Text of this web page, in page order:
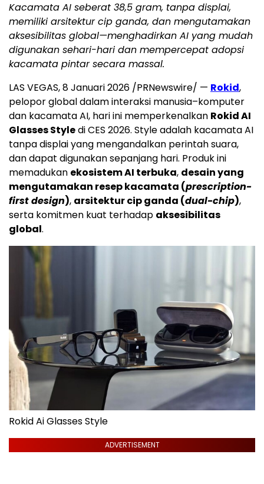
Kacamata AI seberat 38,5 gram, tanpa displai,
memiliki arsitektur cip ganda, dan mengutamakan
aksesibilitas global—menghadirkan AI yang mudah
digunakan sehari-hari dan mempercepat adopsi
kacamata pintar secara massal.
LAS VEGAS, 8 Januari 2026 /PRNewswire/ — Rokid,
pelopor global dalam interaksi manusia–komputer
dan kacamata AI, hari ini memperkenalkan Rokid AI
Glasses Styledi CES 2026. Style adalah kacamata AI
tanpa displai yang mengandalkan perintah suara,
dan dapat digunakan sepanjang hari. Produk ini
memadukan ekosistem AI terbuka, desain yang
mengutamakan resep kacamata (prescription-
first design), arsitektur cip ganda (dual-chip),
serta komitmen kuat terhadap aksesibilitas
global.
Rokid Ai Glasses Style
ADVERTISEMENT